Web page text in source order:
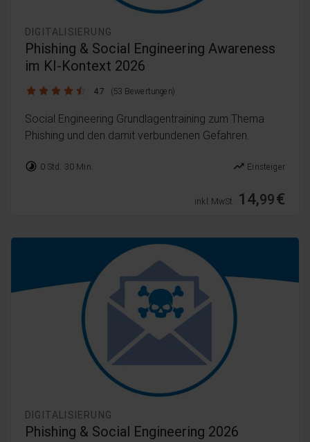
DIGITALISIERUNG
Phishing & Social Engineering Awareness
im KI-Kontext 2026
4.7 / 5 4.7 (53 Bewertungen)
Social Engineering Grundlagentraining zum Thema
Phishing und den damit verbundenen Gefahren.
timelapse 0 Std. 30 Min. trending_up Einsteiger
inkl. MwSt. 14,99€
DIGITALISIERUNG
Phishing & Social Engineering 2026